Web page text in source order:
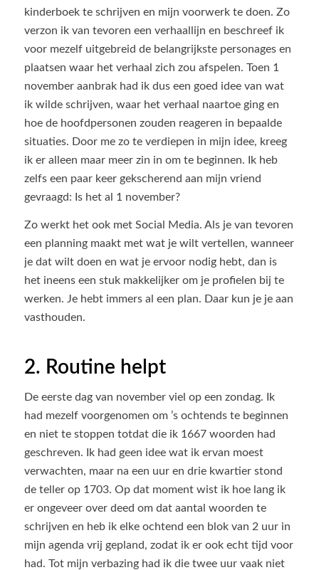
kinderboek te schrijven en mijn voorwerk te doen. Zo
verzon ik van tevoren een verhaallijn en beschreef ik
voor mezelf uitgebreid de belangrijkste personages en
plaatsen waar het verhaal zich zou afspelen. Toen 1
november aanbrak had ik dus een goed idee van wat
ik wilde schrijven, waar het verhaal naartoe ging en
hoe de hoofdpersonen zouden reageren in bepaalde
situaties. Door me zo te verdiepen in mijn idee, kreeg
ik er alleen maar meer zin in om te beginnen. Ik heb
zelfs een paar keer gekscherend aan mijn vriend
gevraagd: Is het al 1 november?
Zo werkt het ook met Social Media. Als je van tevoren
een planning maakt met wat je wilt vertellen, wanneer
je dat wilt doen en wat je ervoor nodig hebt, dan is
het ineens een stuk makkelijker om je profielen bij te
werken. Je hebt immers al een plan. Daar kun je je aan
vasthouden.
2. Routine helpt
De eerste dag van november viel op een zondag. Ik
had mezelf voorgenomen om ’s ochtends te beginnen
en niet te stoppen totdat die ik 1667 woorden had
geschreven. Ik had geen idee wat ik ervan moest
verwachten, maar na een uur en drie kwartier stond
de teller op 1703. Op dat moment wist ik hoe lang ik
er ongeveer over deed om dat aantal woorden te
schrijven en heb ik elke ochtend een blok van 2 uur in
mijn agenda vrij gepland, zodat ik er ook echt tijd voor
had. Tot mijn verbazing had ik die twee uur vaak niet